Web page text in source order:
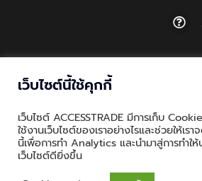
Thailand.a | All Rights
Privacy & Policy | Cookie
เว็บไซต์นี้ใช้คุกกี้
เว็บไซต์ ACCESSTRADE มีการเก็บ
ใช้งานเว็บไซต์ของเราอย่างไรและช่วยให้เร
นี้เพื่อการทำ Analytics และนำมาสู่การทำใ
เว็บไซต์ดียิ่งขึ้น